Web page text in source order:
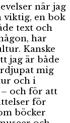
när jag
viktig, en bok
text och
har
Kanske
jag är både
mig
och i
och för att
för
böcker